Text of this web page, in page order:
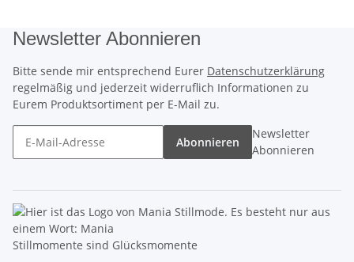
Newsletter Abonnieren
Bitte sende mir entsprechend Eurer Datenschutzerklärung
regelmäßig und jederzeit widerruflich Informationen zu
Eurem Produktsortiment per E-Mail zu.
Abonnieren
Newsletter
Abonnieren
Stillmomente sind Glücksmomente